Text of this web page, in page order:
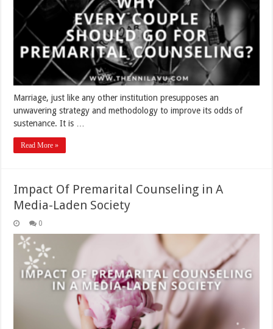
Marriage, just like any other institution presupposes an
unwavering strategy and methodology to improve its odds of
sustenance. It is …
Read More »
Impact Of Premarital Counseling in A
Media-Laden Society
0